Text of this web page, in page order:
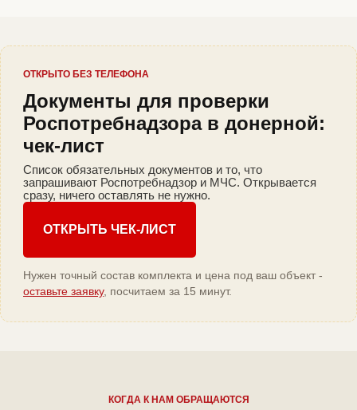
ОТКРЫТО БЕЗ ТЕЛЕФОНА
Документы для проверки
Роспотребнадзора в донерной:
чек-лист
Список обязательных документов и то, что
запрашивают Роспотребнадзор и МЧС. Открывается
сразу, ничего оставлять не нужно.
ОТКРЫТЬ ЧЕК-ЛИСТ
Нужен точный состав комплекта и цена под ваш объект -
оставьте заявку, посчитаем за 15 минут.
КОГДА К НАМ ОБРАЩАЮТСЯ